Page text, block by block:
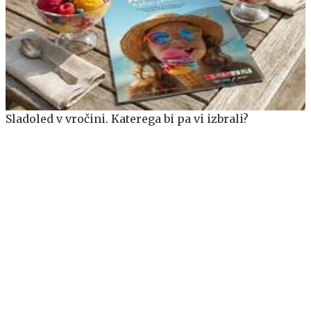
Sladoled v vročini. Katerega bi pa vi izbrali?